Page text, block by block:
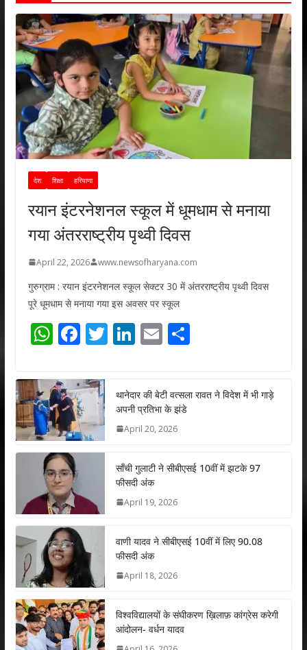
देश शिक्षा हरियाणा
रयान इंटरनेशनल स्कूल में धूमधाम से मनाया
गया अंतरराष्ट्रीय पृथ्वी दिवस
April 22, 2026 www.newsofharyana.com
गुरुग्राम : रयान इंटरनेशनल स्कूल सेक्टर 30 में अंतरराष्ट्रीय पृथ्वी दिवस
पूरे धूमधाम से मनाया गया इस अवसर पर स्कूल
W
at
s
A
p
p
F
e
b
o
o
T
er
Li
e
dI
E
l
S
e
थानेदार की बेटी वत्सला रावत ने विदेश में भी गाड़े
अपनी प्रतिभा के झंडे
April 20, 2026
साँची गुलाटी ने सीबीएसई 10वीं में झटके 97
फीसदी अंक
April 19, 2026
वाणी यादव ने सीबीएसई 10वीं में लिए 90.08
फीसदी अंक
April 18, 2026
विश्वविद्यालयों के संघीकरण ख़िलाफ़ कांग्रेस करेगी
आंदोलन- वर्धन यादव